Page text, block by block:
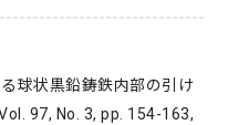
球状黒鉛鋳鉄内部の引け
97, No. 3, pp. 154-163,